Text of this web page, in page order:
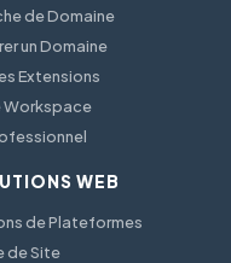
de Domaine
un Domaine
Extensions
WEB
de Plateformes
de Site